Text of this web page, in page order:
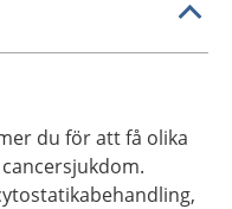
du för att få olika